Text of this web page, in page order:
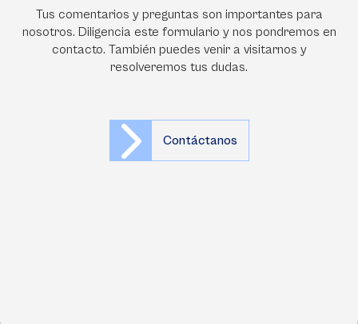
Tus comentarios y preguntas son importantes para
nosotros. Diligencia este formulario y nos pondremos en
contacto. También puedes venir a visitarnos y
resolveremos tus dudas.
Contáctanos